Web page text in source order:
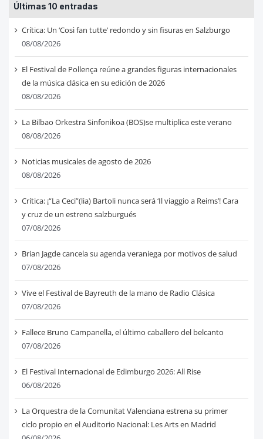
Últimas 10 entradas
Crítica: Un ‘Così fan tutte’ redondo y sin fisuras en Salzburgo
08/08/2026
El Festival de Pollença reúne a grandes figuras internacionales
de la música clásica en su edición de 2026
08/08/2026
La Bilbao Orkestra Sinfonikoa (BOS)se multiplica este verano
08/08/2026
Noticias musicales de agosto de 2026
08/08/2026
Crítica: ¡“La Ceci”(lia) Bartoli nunca será ‘Il viaggio a Reims’! Cara
y cruz de un estreno salzburgués
07/08/2026
Brian Jagde cancela su agenda veraniega por motivos de salud
07/08/2026
Vive el Festival de Bayreuth de la mano de Radio Clásica
07/08/2026
Fallece Bruno Campanella, el último caballero del belcanto
07/08/2026
El Festival Internacional de Edimburgo 2026: All Rise
06/08/2026
La Orquestra de la Comunitat Valenciana estrena su primer
ciclo propio en el Auditorio Nacional: Les Arts en Madrid